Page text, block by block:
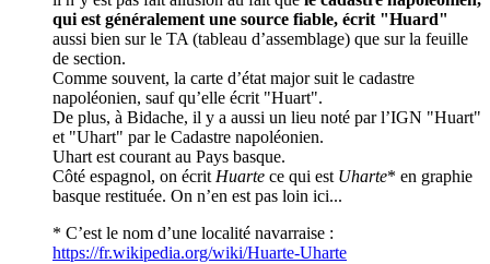
qui est généralement une source fiable, écrit "Huard"
aussi bien sur le TA (tableau d’assemblage) que sur la feuille
de section.
Comme souvent, la carte d’état major suit le cadastre
napoléonien, sauf qu’elle écrit "Huart".
De plus, à Bidache, il y a aussi un lieu noté par l’IGN "Huart"
et "Uhart" par le Cadastre napoléonien.
Uhart est courant au Pays basque.
Côté espagnol, on écrit Huarte ce qui est Uharte* en graphie
basque restituée. On n’en est pas loin ici...
* C’est le nom d’une localité navarraise :
https://fr.wikipedia.org/wiki/Huarte-Uharte